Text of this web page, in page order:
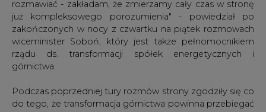
rządu ds. transformacji spółek energetycznych i
górnictwa.
Podczas poprzedniej tury rozmów strony zgodziły się co
do tego, że transformacja górnictwa powinna przebiegać
podobnie jak w Niemczech, gdzie był to proces
datą odejścia od węgla jest rok 2060, zaś strona rządowa
proponowała rok 2050. Ta rozbieżność nie została